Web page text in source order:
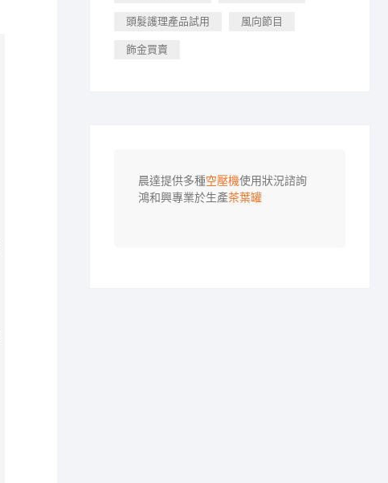
頭髮護理產品試用 風向節目
飾金買賣
晨達提供多種空壓機使用狀況諮詢
鴻和興專業於生產茶葉罐